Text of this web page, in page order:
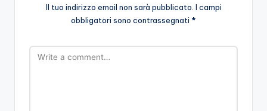
Il tuo indirizzo email non sarà pubblicato. I campi
obbligatori sono contrassegnati *